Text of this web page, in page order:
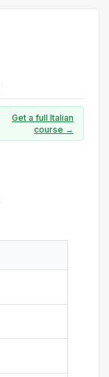
Get a full Italian
course →